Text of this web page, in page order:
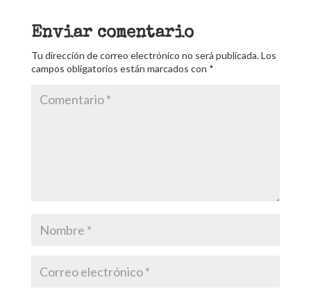
Enviar comentario
Tu dirección de correo electrónico no será publicada.Los
campos obligatorios están marcados con *